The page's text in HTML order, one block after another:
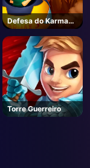
Defesa do Karmax
3
Torre Guerreiro